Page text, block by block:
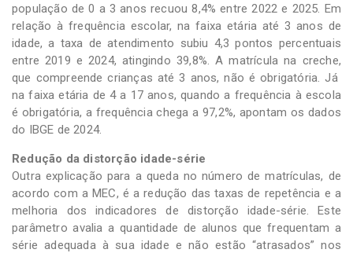
população de 0 a 3 anos recuou 8,4% entre 2022 e 2025. Em
relação à frequência escolar, na faixa etária até 3 anos de
idade, a taxa de atendimento subiu 4,3 pontos percentuais
entre 2019 e 2024, atingindo 39,8%. A matrícula na creche,
que compreende crianças até 3 anos, não é obrigatória. Já
na faixa etária de 4 a 17 anos, quando a frequência à escola
é obrigatória, a frequência chega a 97,2%, apontam os dados
do IBGE de 2024.
Redução da distorção idade-série
Outra explicação para a queda no número de matrículas, de
acordo com a MEC, é a redução das taxas de repetência e a
melhoria dos indicadores de distorção idade-série. Este
parâmetro avalia a quantidade de alunos que frequentam a
série adequada à sua idade e não estão “atrasados” nos